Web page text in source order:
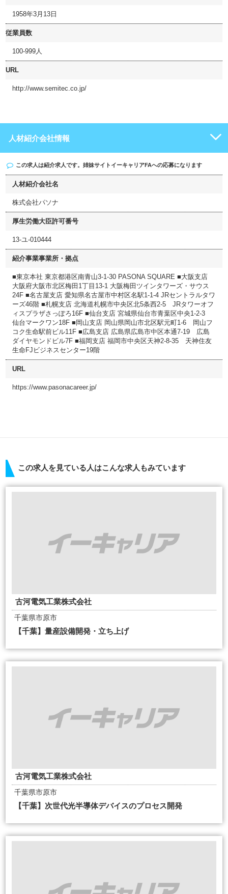
1958年3月13日
従業員数
100-999人
URL
http://www.semitec.co.jp/
人材紹介会社情報
この求人は紹介求人です。姉妹サイト イーキャリアFAへの応募になります
人材紹介会社名
株式会社パソナ
厚生労働大臣許可番号
13-ユ-010444
紹介事業事業所・拠点
■東京本社 東京都港区南青山3-1-30 PASONA SQUARE ■大阪支店
大阪府大阪市北区梅田1丁目13-1 大阪梅田ツインタワーズ・サウス
24F ■名古屋支店 愛知県名古屋市中村区名駅1-1-4 JRセントラルタワ
ーズ46階 ■札幌支店 北海道札幌市中央区北5条西2-5 JRタワーオフ
ィスプラザさっぽろ16F ■仙台支店 宮城県仙台市青葉区中央1-2-3
仙台マークワン18F ■岡山支店 岡山県岡山市北区駅元町1-6 岡山フ
コク生命駅前ビル11F ■広島支店 広島県広島市中区本通7-19 広島
ダイヤモンドビル7F ■福岡支店 福岡市中央区天神2-8-35 天神住友
生命FJビジネスセンター19階
URL
https://www.pasonacareer.jp/
この求人を見ている人はこんな求人もみています
古河電気工業株式会社
千葉県市原市
【千葉】量産設備開発・立ち上げ
古河電気工業株式会社
千葉県市原市
【千葉】次世代光半導体デバイスのプロセス開発